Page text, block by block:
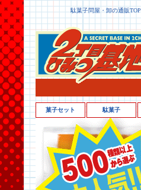
駄菓子問屋・卸の通販TOP